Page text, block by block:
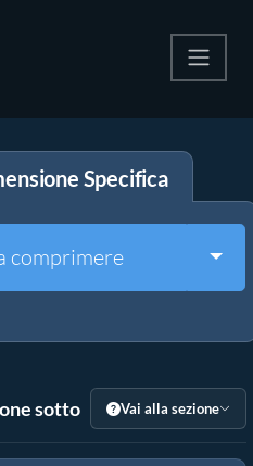
Specifica
comprimere
sotto Vai alla sezione